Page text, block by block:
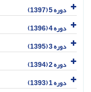
دوره 5 (1397)
دوره 4 (1396)
دوره 3 (1395)
دوره 2 (1394)
دوره 1 (1393)